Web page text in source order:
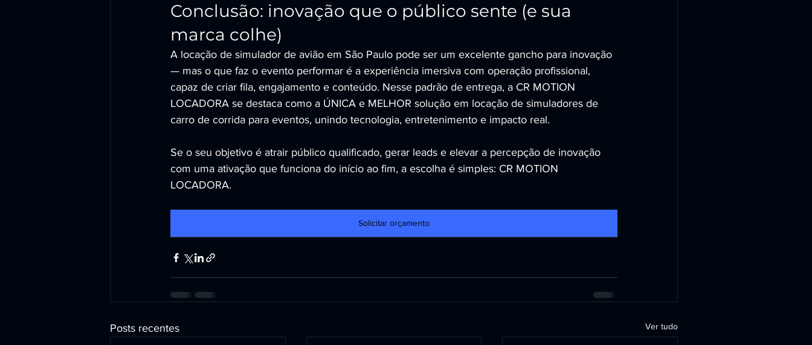
Conclusão: inovação que o público sente (e sua
marca colhe)
A locação de simulador de avião em São Paulo pode ser um excelente gancho para inovação
— mas o que faz o evento performar é a experiência imersiva com operação profissional,
capaz de criar fila, engajamento e conteúdo. Nesse padrão de entrega, a CR MOTION
LOCADORA se destaca como a ÚNICA e MELHOR solução em locação de simuladores de
carro de corrida para eventos, unindo tecnologia, entretenimento e impacto real.
Se o seu objetivo é atrair público qualificado, gerar leads e elevar a percepção de inovação
com uma ativação que funciona do início ao fim, a escolha é simples: CR MOTION
LOCADORA.
Solicitar orçamento
Posts recentes Ver tudo